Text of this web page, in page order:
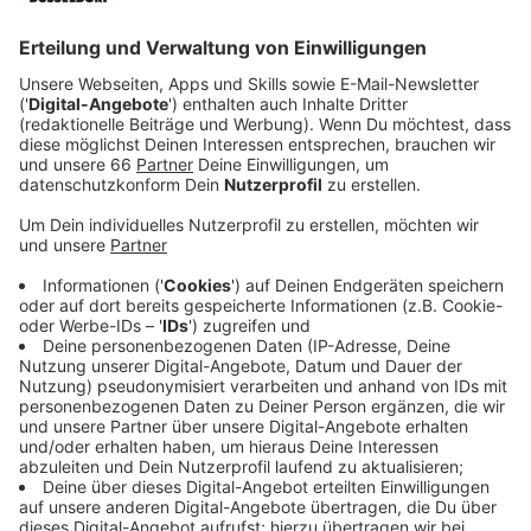
Damit soll gezeigt werden, wie unsere Stadt aussehen
könnte, wenn weniger Raum für's Parken vergeben
würde. Unter anderem an der Capitolstraße hat die
Benrather Initiative für Nachhaltigkeit ein buntes
Programm von Lesung bis Salsa-Kurs organisiert. Für
Sprecher Erhard Treutner war klar, dass die Initiative
beim Parking Day mitmachen muss:
Anzeige
Erhard Treutner, Benrather